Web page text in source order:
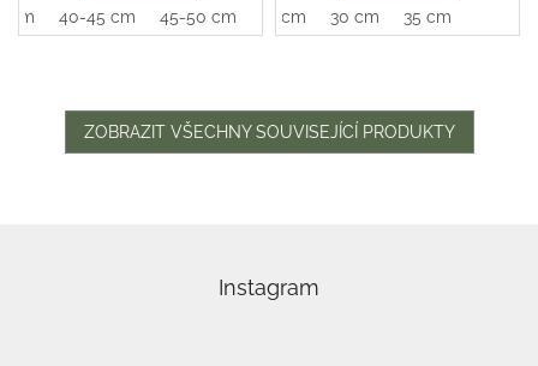
5
hvězdiček.
cm 40-45 cm 45-50 cm 25 cm 30 cm 35 cm
ZOBRAZIT VŠECHNY SOUVISEJÍCÍ PRODUKTY
Instagram